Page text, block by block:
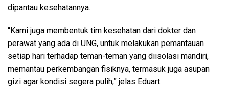
dipantau kesehatannya.
“Kami juga membentuk tim kesehatan dari dokter dan
perawat yang ada di UNG, untuk melakukan pemantauan
setiap hari terhadap teman-teman yang diisolasi mandiri,
memantau perkembangan fisiknya, termasuk juga asupan
gizi agar kondisi segera pulih,” jelas Eduart.